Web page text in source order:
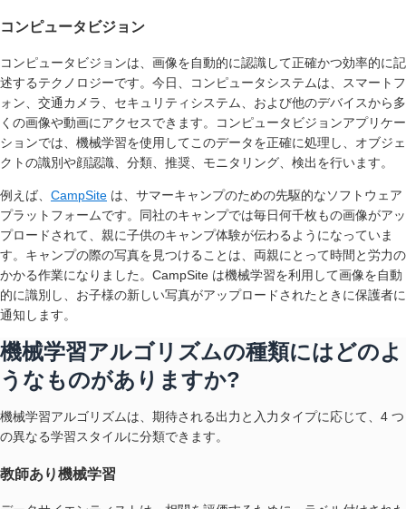
コンピュータビジョン
コンピュータビジョンは、画像を自動的に認識して正確かつ効率的に記
述するテクノロジーです。今日、コンピュータシステムは、スマートフ
ォン、交通カメラ、セキュリティシステム、および他のデバイスから多
くの画像や動画にアクセスできます。コンピュータビジョンアプリケー
ションでは、機械学習を使用してこのデータを正確に処理し、オブジェ
クトの識別や顔認識、分類、推奨、モニタリング、検出を行います。
例えば、 CampSite は、サマーキャンプのための先駆的なソフトウェア
プラットフォームです。同社のキャンプでは毎日何千枚もの画像がアッ
プロードされて、親に子供のキャンプ体験が伝わるようになっていま
す。キャンプの際の写真を見つけることは、両親にとって時間と労力の
かかる作業になりました。CampSite は機械学習を利用して画像を自動
的に識別し、お子様の新しい写真がアップロードされたときに保護者に
通知します。
機械学習アルゴリズムの種類にはどのよ
うなものがありますか?
機械学習アルゴリズムは、期待される出力と入力タイプに応じて、4 つ
の異なる学習スタイルに分類できます。
教師あり機械学習